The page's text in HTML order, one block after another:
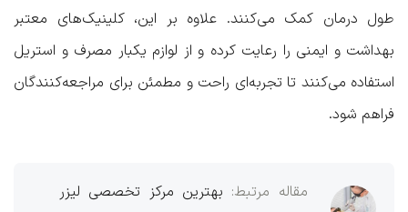
طول درمان کمک می‌کنند. علاوه بر این، کلینیک‌های معتبر
بهداشت و ایمنی را رعایت کرده و از لوازم یکبار مصرف و استریل
استفاده می‌کنند تا تجربه‌ای راحت و مطمئن برای مراجعه‌کنندگان
فراهم شود.
مقاله مرتبط: بهترین مرکز تخصصی لیزر